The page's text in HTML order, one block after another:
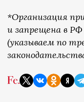
*Организация
и запрещена в
(указываем по